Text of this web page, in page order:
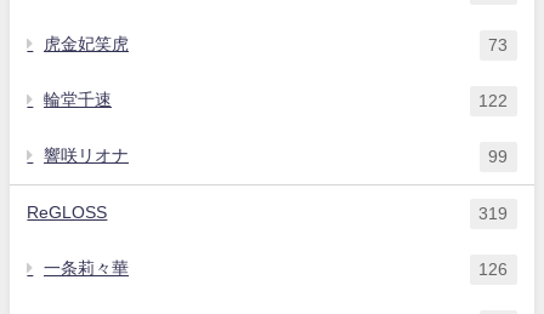
虎金妃笑虎 73
輪堂千速 122
響咲リオナ 99
ReGLOSS 319
一条莉々華 126